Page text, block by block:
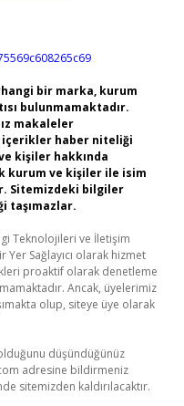
bir marka, kurum
bulunmamaktadır.
makaleler
içerikler haber niteliği
kişiler hakkında
kurum ve kişiler ile isim
Sitemizdeki bilgiler
taşımazlar.
Teknolojileri ve İletişim
Yer Sağlayıcı olarak hizmet
proaktif olarak denetleme
Ancak, üyelerimiz
olup, siteye üye olarak
düşündüğünüz
adresine bildirmeniz
sitemizden kaldırılacaktır.